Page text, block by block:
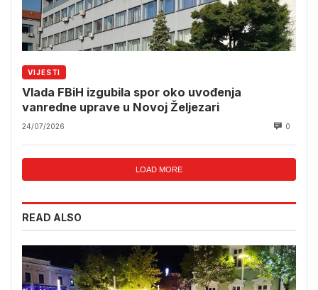
VIJESTI
Vlada FBiH izgubila spor oko uvođenja
vanredne uprave u Novoj Željezari
24/07/2026 0
LOAD MORE
READ ALSO